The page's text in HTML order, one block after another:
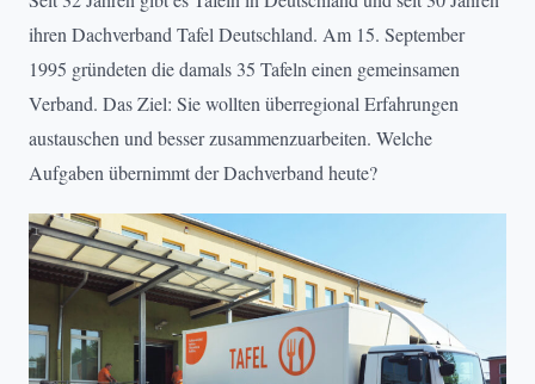
ihren Dachverband Tafel Deutschland. Am 15. September
1995 gründeten die damals 35 Tafeln einen gemeinsamen
Verband. Das Ziel: Sie wollten überregional Erfahrungen
austauschen und besser zusammenzuarbeiten. Welche
Aufgaben übernimmt der Dachverband heute?